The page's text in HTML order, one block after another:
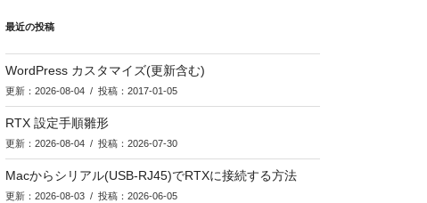
最近の投稿
WordPress カスタマイズ(更新含む)
更新：2026-08-04 / 投稿：2017-01-05
RTX 設定手順雛形
更新：2026-08-04 / 投稿：2026-07-30
Macからシリアル(USB-RJ45)でRTXに接続する方法
更新：2026-08-03 / 投稿：2026-06-05